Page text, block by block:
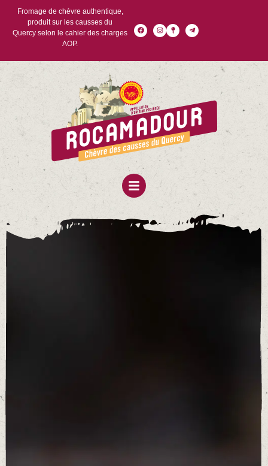
Fromage de chèvre authentique,
produit sur les causses du
Quercy selon le cahier des charges
AOP.